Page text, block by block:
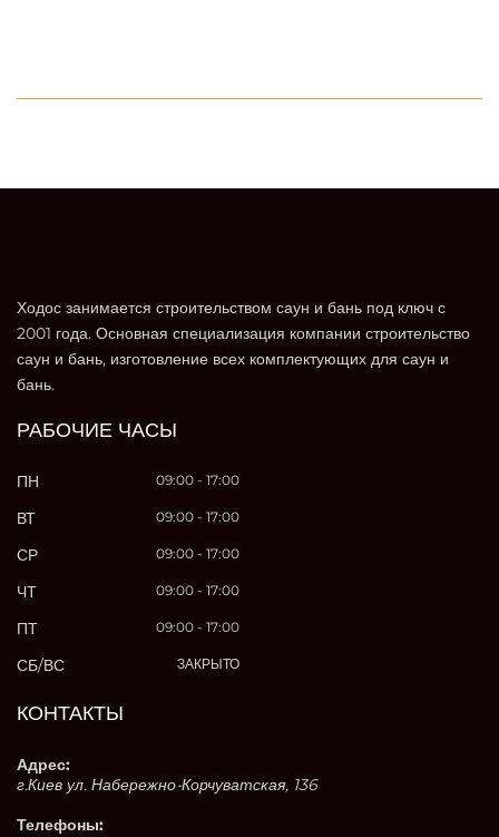
Ходос занимается строительством саун и бань под ключ с
2001 года. Основная специализация компании строительство
саун и бань, изготовление всех комплектующих для саун и
бань.
РАБОЧИЕ ЧАСЫ
ПН 09:00 - 17:00
ВТ 09:00 - 17:00
СР 09:00 - 17:00
ЧТ 09:00 - 17:00
ПТ 09:00 - 17:00
СБ/ВС ЗАКРЫТО
КОНТАКТЫ
Адрес:
г.Киев ул. Набережно-Корчуватская, 136
Телефоны: